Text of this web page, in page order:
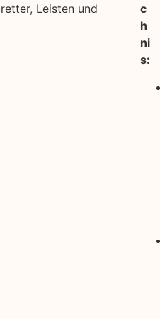
Leisten und
c
h
ni
s: